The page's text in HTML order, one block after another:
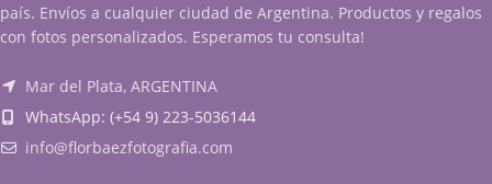
país. Envíos a cualquier ciudad de Argentina. Productos y regalos
con fotos personalizados. Esperamos tu consulta!
Mar del Plata, ARGENTINA
WhatsApp: (+54 9) 223-5036144
info@florbaezfotografia.com